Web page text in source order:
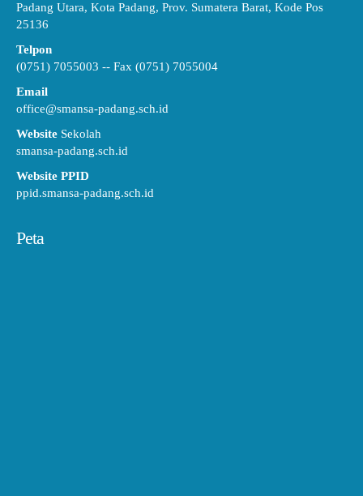
Padang Utara, Kota Padang, Prov. Sumatera Barat, Kode Pos
25136
Telpon
(0751) 7055003 -- Fax (0751) 7055004
Email
office@smansa-padang.sch.id
Website Sekolah
smansa-padang.sch.id
Website PPID
ppid.smansa-padang.sch.id
Peta